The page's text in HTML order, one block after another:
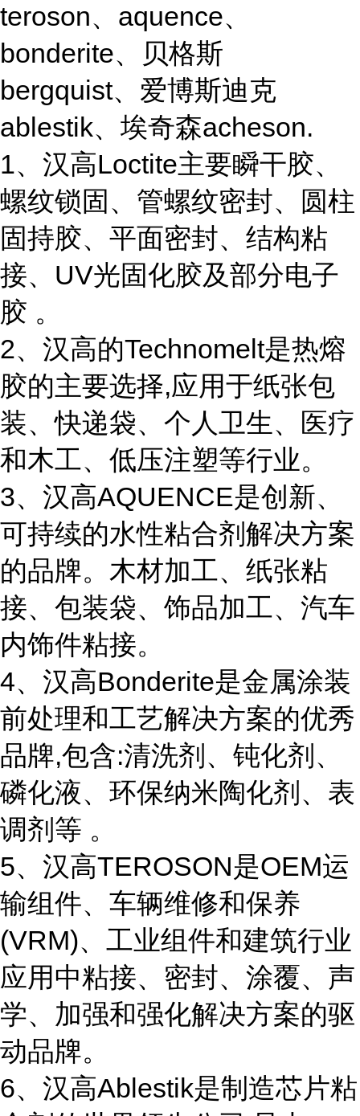
teroson、aquence、
bonderite、贝格斯
bergquist、爱博斯迪克
ablestik、埃奇森acheson.
1、汉高Loctite主要瞬干胶、
螺纹锁固、管螺纹密封、圆柱
固持胶、平面密封、结构粘
接、UV光固化胶及部分电子
胶 。
2、汉高的Technomelt是热熔
胶的主要选择,应用于纸张包
装、快递袋、个人卫生、医疗
和木工、低压注塑等行业。
3、汉高AQUENCE是创新、
可持续的水性粘合剂解决方案
的品牌。木材加工、纸张粘
接、包装袋、饰品加工、汽车
内饰件粘接。
4、汉高Bonderite是金属涂装
前处理和工艺解决方案的优秀
品牌,包含:清洗剂、钝化剂、
磷化液、环保纳米陶化剂、表
调剂等 。
5、汉高TEROSON是OEM运
输组件、车辆维修和保养
(VRM)、工业组件和建筑行业
应用中粘接、密封、涂覆、声
学、加强和强化解决方案的驱
动品牌。
6、汉高Ablestik是制造芯片粘